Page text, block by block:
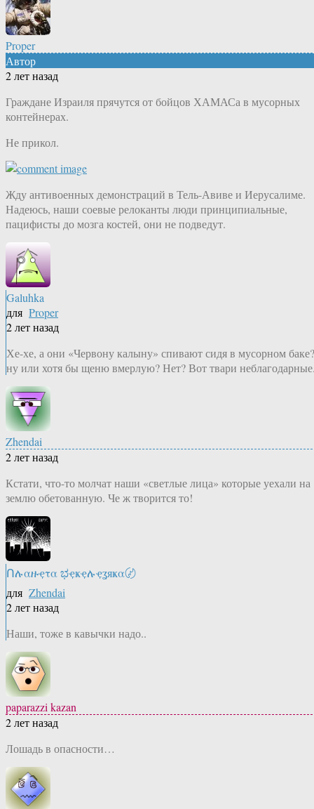
Proper
Автор
2 лет назад
Граждане Израиля прячутся от бойцов ХАМАСа в мусорных
контейнерах.
Не прикол.
Жду антивоенных демонстраций в Тель-Авиве и Иерусалиме.
Надеюсь, наши соевые релоканты люди принципиальные,
пацифисты до мозга костей, они не подведут.
Galuhka
для Proper
2 лет назад
Хе-хе, а они «Червону калыну» спивают сидя в мусорном баке?
ну или хотя бы щеню вмерлую? Нет? Вот твари
Zhendai
2 лет назад
Кстати, что-то молчат наши «светлые лица» которые уехали на
землю обетованную. Че ж творится то!
Ոሉαዙҿτα ಭҿҝҿሉҿʓяҝα〄
для Zhendai
2 лет назад
Наши, тоже в кавычки надо..
paparazzi kazan
2 лет назад
Лошадь в опасности…